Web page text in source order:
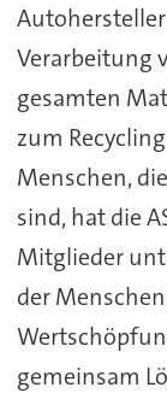
Verarbeitung
gesamten
zum
Menschen,
sind, hat die
Mitglieder
der
gemeinsam